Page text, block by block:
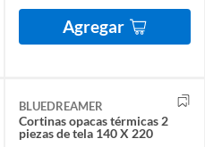
Agregar
BLUEDREAMER
Cortinas opacas térmicas 2
piezas de tela 140 X 220